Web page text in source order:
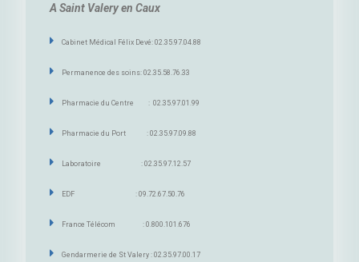
A Saint Valery en Caux
Cabinet Médical Félix Devé: 02.35.97.04.88
Permanence des soins: 02.35.58.76.33
Pharmacie du Centre : 02.35.97.01.99
Pharmacie du Port : 02.35.97.09.88
Laboratoire : 02.35.97.12.57
EDF : 09.72.67.50.76
France Télécom : 0.800.101.676
Gendarmerie de St Valery : 02.35.97.00.17